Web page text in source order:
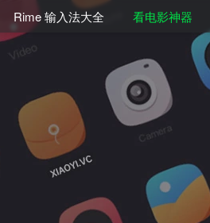
Rime 输入法大全 看电影神器